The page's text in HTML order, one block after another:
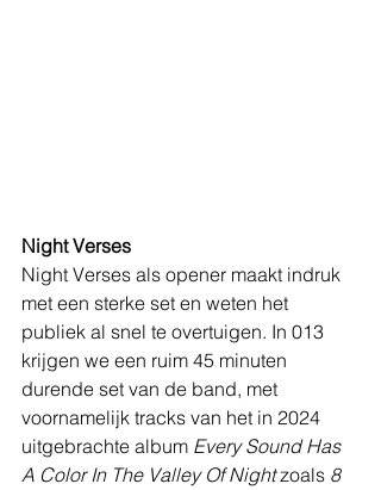
Night Verses
Night Verses als opener maakt indruk
met een sterke set en weten het
publiek al snel te overtuigen. In 013
krijgen we een ruim 45 minuten
durende set van de band, met
voornamelijk tracks van het in 2024
uitgebrachte album Every Sound Has
A Color In The Valley Of Night zoals 8